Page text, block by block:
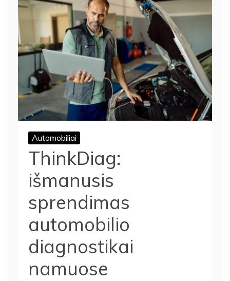
Automobiliai
ThinkDiag:
išmanusis
sprendimas
automobilio
diagnostikai
namuose